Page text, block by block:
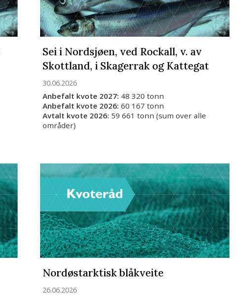
Sei i Nordsjøen, ved Rockall, v. av
Skottland, i Skagerrak og Kattegat
30.06.2026
Anbefalt kvote 2027: 48 320 tonn
Anbefalt kvote 2026: 60 167 tonn
Avtalt kvote 2026: 59 661 tonn (sum over alle
områder)
Nordøstarktisk blåkveite
26.06.2026